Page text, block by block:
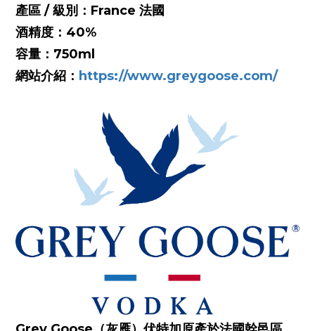
產區 / 級別：France 法國
酒精度：40%
容量：750ml
網站介紹： https://www.greygoose.com/